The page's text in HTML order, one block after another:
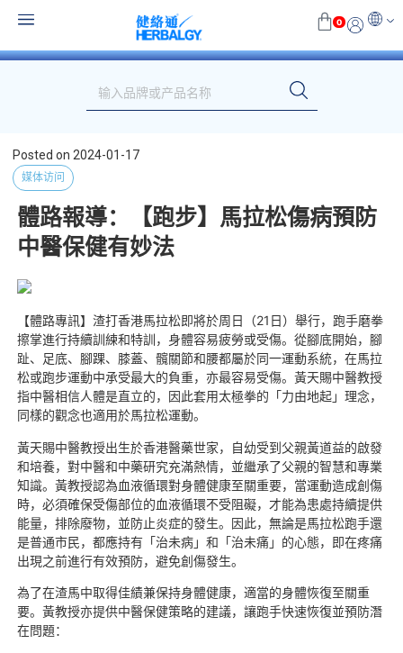
0
Posted on 2024-01-17
媒体访问
體路報導：【跑步】馬拉松傷病預防
中醫保健有妙法
【體路專訊】渣打香港馬拉松即將於周日（21日）舉行，跑手磨拳
擦掌進行持續訓練和特訓，身體容易疲勞或受傷。從腳底開始，腳
趾、足底、腳踝、膝蓋、髖關節和腰都屬於同一運動系統，在馬拉
松或跑步運動中承受最大的負重，亦最容易受傷。黃天賜中醫教授
指中醫相信人體是直立的，因此套用太極拳的「力由地起」理念，
同樣的觀念也適用於馬拉松運動。
黃天賜中醫教授出生於香港醫藥世家，自幼受到父親黃道益的啟發
和培養，對中醫和中藥研究充滿熱情，並繼承了父親的智慧和專業
知識。黃教授認為血液循環對身體健康至關重要，當運動造成創傷
時，必須確保受傷部位的血液循環不受阻礙，才能為患處持續提供
能量，排除廢物，並防止炎症的發生。因此，無論是馬拉松跑手還
是普通市民，都應持有「治未病」和「治未痛」的心態，即在疼痛
出現之前進行有效預防，避免創傷發生。
為了在渣馬中取得佳績兼保持身體健康，適當的身體恢復至關重
要。黃教授亦提供中醫保健策略的建議，讓跑手快速恢復並預防潛
在問題：